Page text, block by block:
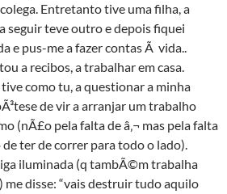
Entretanto tive uma filha, a
seguir teve outro e depois fiquei
e pus-me a fazer contas Ã vida..
a recibos, a trabalhar em casa.
como tu, a questionar a minha
de vir a arranjar um trabalho
(nÃ£o pela falta de â‚¬ mas pela falta
ter de correr para todo o lado).
iluminada (q tambÃ©m trabalha
me disse: “vais destruir tudo aquilo